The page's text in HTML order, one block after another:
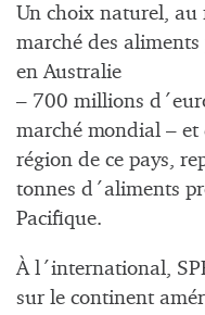
Un choix naturel, au
marché des
en Australie
– 700 millions
marché mondial –
région de ce pays,
tonnes d´aliments
Pacifique.
À l´international,
sur le continent